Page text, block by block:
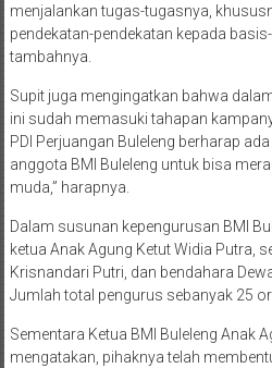
menjalankan tugas-tugasnya,
pendekatan-pendekatan kepada
tambahnya.
Supit juga mengingatkan bahwa
ini sudah memasuki tahapan
PDI Perjuangan Buleleng berharap
anggota BMI Buleleng untuk bisa
muda,” harapnya.
Dalam susunan kepengurusan BMI
ketua Anak Agung Ketut Widia Putra,
Krisnandari Putri, dan bendahara
Jumlah total pengurus sebanyak 25
Sementara Ketua BMI Buleleng Anak
mengatakan, pihaknya telah